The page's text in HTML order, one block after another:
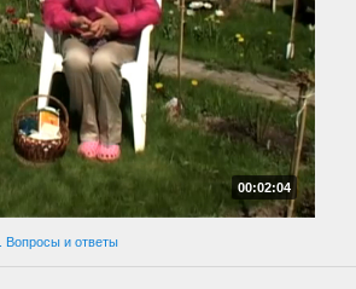
00:02:04
Вопросы и ответы